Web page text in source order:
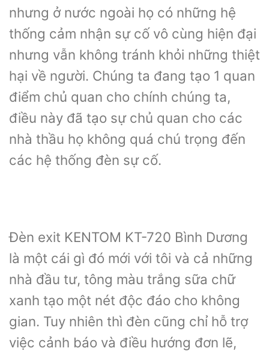
nhưng ở nước ngoài họ có những hệ
thống cảm nhận sự cố vô cùng hiện đại
nhưng vẫn không tránh khỏi những thiệt
hại về người. Chúng ta đang tạo 1 quan
điểm chủ quan cho chính chúng ta,
điều này đã tạo sự chủ quan cho các
nhà thầu họ không quá chú trọng đến
các hệ thống đèn sự cố.
Đèn exit KENTOM KT-720 Bình Dương
là một cái gì đó mới với tôi và cả những
nhà đầu tư, tông màu trắng sữa chữ
xanh tạo một nét độc đáo cho không
gian. Tuy nhiên thì đèn cũng chỉ hỗ trợ
việc cảnh báo và điều hướng đơn lẽ,